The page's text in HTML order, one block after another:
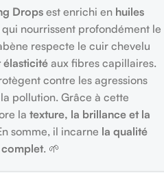
Drops est enrichi en huiles
qui nourrissent profondément le
respecte le cuir chevelu
élasticité aux fibres capillaires.
contre les agressions
pollution. Grâce à cette
la texture, la brillance et la
somme, il incarne la qualité
complet. 🌱